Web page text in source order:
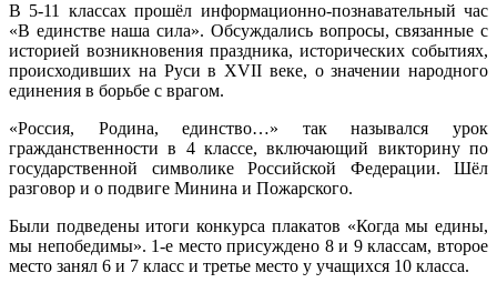
В 5-11 классах прошёл информационно-познавательный час
«В единстве наша сила». Обсуждались вопросы, связанные с
историей возникновения праздника, исторических событиях,
происходивших на Руси в XVII веке, о значении народного
единения в борьбе с врагом.
«Россия, Родина, единство…» так назывался урок
гражданственности в 4 классе, включающий викторину по
государственной символике Российской Федерации. Шёл
разговор и о подвиге Минина и Пожарского.
Были подведены итоги конкурса плакатов «Когда мы едины,
мы непобедимы». 1-е место присуждено 8 и 9 классам, второе
место занял 6 и 7 класс и третье место у учащихся 10 класса.